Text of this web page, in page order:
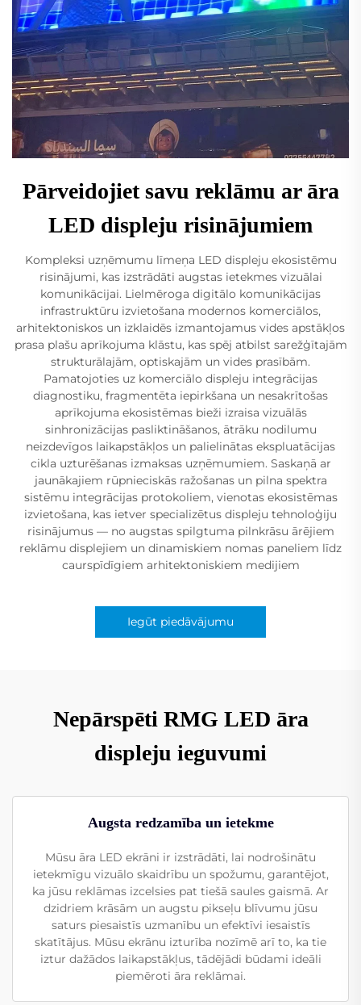
Pārveidojiet savu reklāmu ar āra
LED displeju risinājumiem
Kompleksi uzņēmumu līmeņa LED displeju ekosistēmu
risinājumi, kas izstrādāti augstas ietekmes vizuālai
komunikācijai. Lielmēroga digitālo komunikācijas
infrastruktūru izvietošana modernos komerciālos,
arhitektoniskos un izklaidēs izmantojamus vides apstākļos
prasa plašu aprīkojuma klāstu, kas spēj atbilst sarežģītajām
strukturālajām, optiskajām un vides prasībām.
Pamatojoties uz komerciālo displeju integrācijas
diagnostiku, fragmentēta iepirkšana un nesakrītošas
aprīkojuma ekosistēmas bieži izraisa vizuālās
sinhronizācijas pasliktināšanos, ātrāku nodilumu
neizdevīgos laikapstākļos un palielinātas ekspluatācijas
cikla uzturēšanas izmaksas uzņēmumiem. Saskaņā ar
jaunākajiem rūpnieciskās ražošanas un pilna spektra
sistēmu integrācijas protokoliem, vienotas ekosistēmas
izvietošana, kas ietver specializētus displeju tehnoloģiju
risinājumus — no augstas spilgtuma pilnkrāsu ārējiem
reklāmu displejiem un dinamiskiem nomas paneliem līdz
caurspīdīgiem arhitektoniskiem medijiem
Iegūt piedāvājumu
Nepārspēti RMG LED āra
displeju ieguvumi
Augsta redzamība un ietekme
Mūsu āra LED ekrāni ir izstrādāti, lai nodrošinātu
ietekmīgu vizuālo skaidrību un spožumu, garantējot,
ka jūsu reklāmas izcelsies pat tiešā saules gaismā. Ar
dzidriem krāsām un augstu pikseļu blīvumu jūsu
saturs piesaistīs uzmanību un efektīvi iesaistīs
skatītājus. Mūsu ekrānu izturība nozīmē arī to, ka tie
iztur dažādos laikapstākļus, tādējādi būdami ideāli
piemēroti āra reklāmai.